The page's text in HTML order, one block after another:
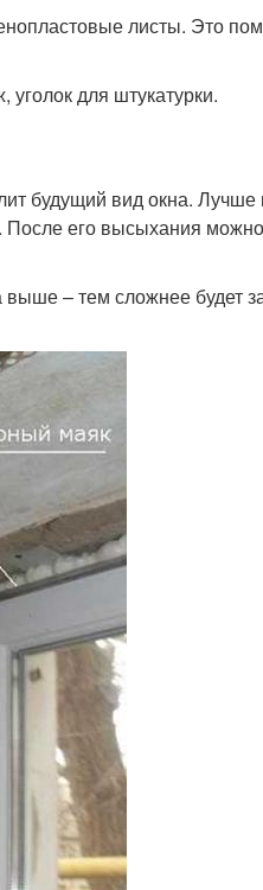
листы. Это
для штукатурки.
будущий вид окна. Лучше
После его высыхания
– тем сложнее будет